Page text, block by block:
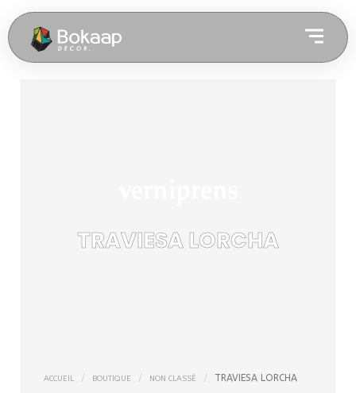
TRAVIESA LORCHA
ACCUEIL BOUTIQUE NON CLASSÉ TRAVIESA LORCHA